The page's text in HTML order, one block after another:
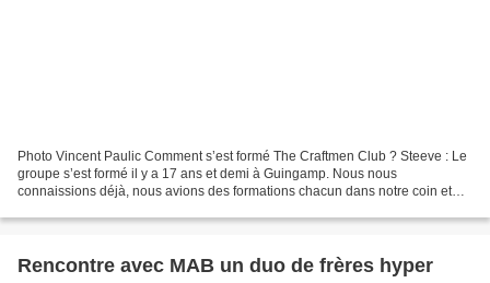
Photo Vincent Paulic Comment s’est formé The Craftmen Club ? Steeve : Le
groupe s’est formé il y a 17 ans et demi à Guingamp. Nous nous
connaissions déjà, nous avions des formations chacun dans notre coin et
Rencontre avec MAB un duo de frères hyper